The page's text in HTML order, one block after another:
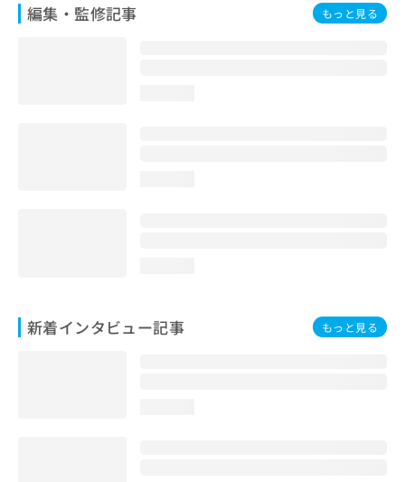
編集・監修記事 もっと見る
新着インタビュー記事 もっと見る